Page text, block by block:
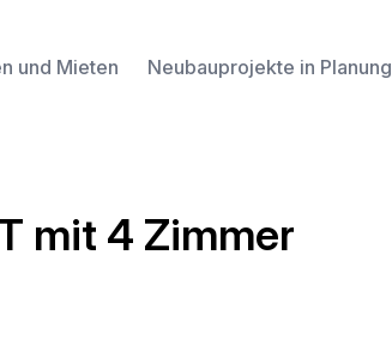
und Mieten Neubauprojekte in Planung
mit 4 Zimmer